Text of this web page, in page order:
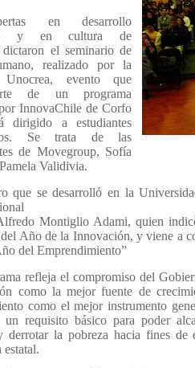
en desarrollo
y en cultura de
el seminario de
realizado por la
Unocrea, evento que
de un programa
InnovaChile de Corfo
dirigido a estudiantes
Se trata de las
de Movegroup, Sofía
Validivia.
que se desarrolló en la
Montiglio Adami, quien
Año de la Innovación, y viene a
del Emprendimiento”
refleja el compromiso del
como la mejor fuente de
como el mejor instrumento
un requisito básico para poder
derrotar la pobreza hacia fines de